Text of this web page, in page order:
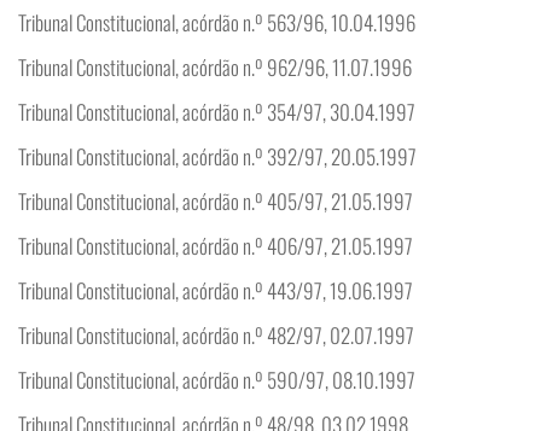
Tribunal Constitucional, acórdão n.º 563/96, 10.04.1996
Tribunal Constitucional, acórdão n.º 962/96, 11.07.1996
Tribunal Constitucional, acórdão n.º 354/97, 30.04.1997
Tribunal Constitucional, acórdão n.º 392/97, 20.05.1997
Tribunal Constitucional, acórdão n.º 405/97, 21.05.1997
Tribunal Constitucional, acórdão n.º 406/97, 21.05.1997
Tribunal Constitucional, acórdão n.º 443/97, 19.06.1997
Tribunal Constitucional, acórdão n.º 482/97, 02.07.1997
Tribunal Constitucional, acórdão n.º 590/97, 08.10.1997
Tribunal Constitucional, acórdão n.º 48/98, 03.02.1998